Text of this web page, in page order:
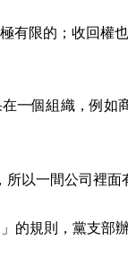
有限的；收回權
一個組織，例如
所以一間公司裡面
的規則，黨支部